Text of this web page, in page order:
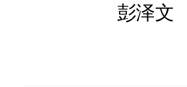
彭泽文